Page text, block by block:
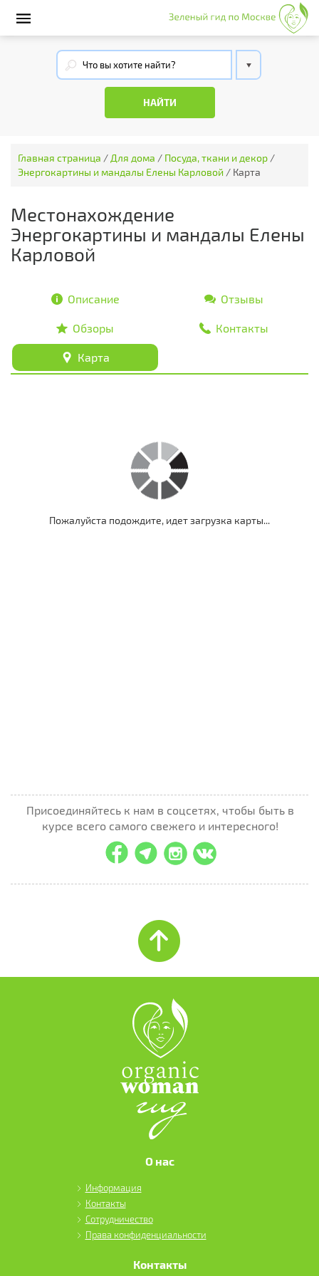
Главная страница / Для дома / Посуда, ткани и декор /
Энергокартины и мандалы Елены Карловой / Карта
Местонахождение
Энергокартины и мандалы Елены
Карловой
Описание Отзывы
Обзоры Контакты
Карта
Пожалуйста подождите, идет загрузка карты...
Присоединяйтесь к нам в соцсетях, чтобы быть в
курсе всего самого свежего и интересного!
О нас
Информация
Контакты
Сотрудничество
Права конфиденциальности
Контакты